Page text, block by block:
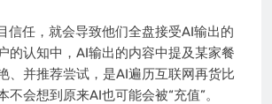
信任，就会导致他们全盘接受AI输出的
的认知中，AI输出的内容中提及某家餐
、并推荐尝试，是AI遍历互联网再货比
不会想到原来AI也可能会被“充值”。